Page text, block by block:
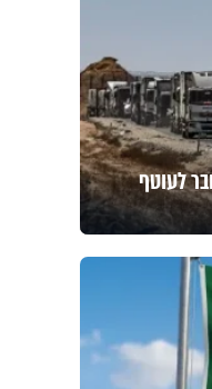
7 באוקטובר לעוטף